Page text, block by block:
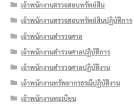
เจ้าพนักงานตรวจสอบทรัพย์สิน
เจ้าพนักงานตรวจสอบทรัพย์สินปฏิบัติการ
เจ้าพนักงานตำรวจศาล
เจ้าพนักงานตำรวจศาลปฏิบัติการ
เจ้าพนักงานตำรวจศาลปฏิบัติงาน
เจ้าพนักงานทรัพยากรธรณีปฏิบัติงาน
เจ้าพนักงานทะเบียน